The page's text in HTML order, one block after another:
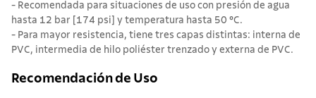
- Recomendada para situaciones de uso con presión de agua
hasta 12 bar [174 psi] y temperatura hasta 50 °C.
- Para mayor resistencia, tiene tres capas distintas: interna de
PVC, intermedia de hilo poliéster trenzado y externa de PVC.
Recomendación de Uso